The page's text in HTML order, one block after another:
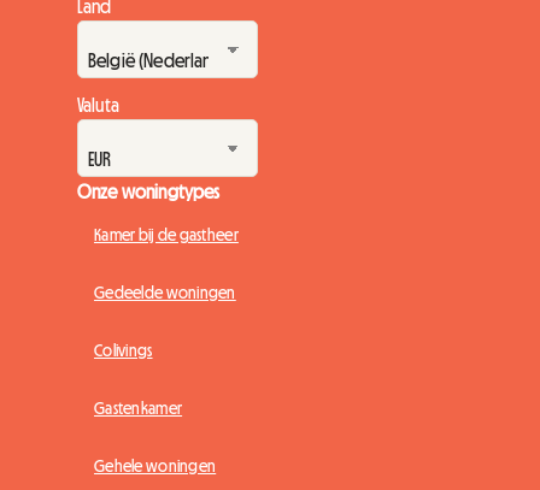
Land
Valuta
Onze woningtypes
Kamer bij de gastheer
Gedeelde woningen
Colivings
Gastenkamer
Gehele woningen